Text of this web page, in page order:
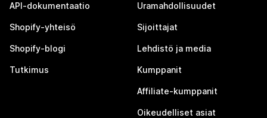
API-dokumentaatio
Shopify-yhteisö
Shopify-blogi
Tutkimus
Uramahdollisuudet
Sijoittajat
Lehdistö ja media
Kumppanit
Affiliate-kumppanit
Oikeudelliset asiat